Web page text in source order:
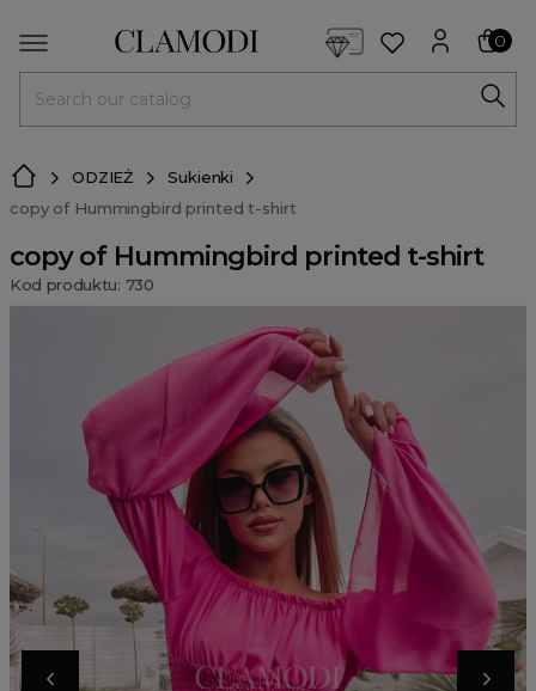
0
ODZIEŻ
Sukienki
copy of Hummingbird printed t-shirt
copy of Hummingbird printed t-shirt
Kod produktu: 730